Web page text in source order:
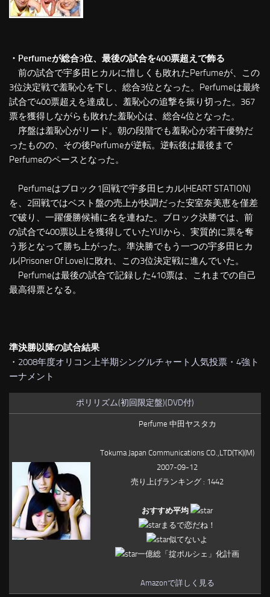
・Perfumeが総合3位、最後の試合を400票超えで飾る
前の試合で宇多田ヒカルに惜しくも敗れたPerfumeが、この
3位決定戦で羞恥心を下し、総合3位となった。Perfumeは最終
試合で400票超えを達成し、羞恥心の追撃を振り切った。367
票を獲得しながらも敗れた羞恥心は、総合4位となった。
序盤は羞恥心がリード。朝の段階でも羞恥心が若干優勢だ
ったものの、その後Perfumeが逆転。逆転後は最後まで
Perfumeのペースとなった。
Perfumeはブロック1回戦で宇多田ヒカル(HEART STATION)
を、2回戦ではベスト盤の売上が快調だった安室奈美恵を僅差
で破り、一躍優勝候補に名を連ねた。ブロック決勝では、前
の試合で400票以上を獲得していたYUIから、実質的に票を奪
う形となって勝ち上がった。準決勝でもう一つの宇多田ヒカ
ル(Prisoner Of Love)に敗れ、この3位決定戦に進んでいた。
Perfumeは最後の試合で記録した410票は、これまでの自己
最高得票となる。
準決勝以降の試合結果
・ 2008年度オリコン上半期シングルチャート人気投票・4強ト
ーナメント
ポリリズム(初回限定盤)(DVD付)
Perfume 中田ヤスタカ
Tokuma Japan Communications CO.,LTD(TK)(M)
2007-09-12
売り上げランキング : 1442
おすすめ平均
まるで恋だね！
似てないよ
一億総「掟ポルシェ」化計画
Amazonで詳しく見る